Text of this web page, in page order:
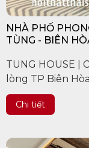
NHÀ PHỐ
TÙNG - BIÊN
TUNG HOUSE |
lòng TP Biên Hòa
Chi tiết